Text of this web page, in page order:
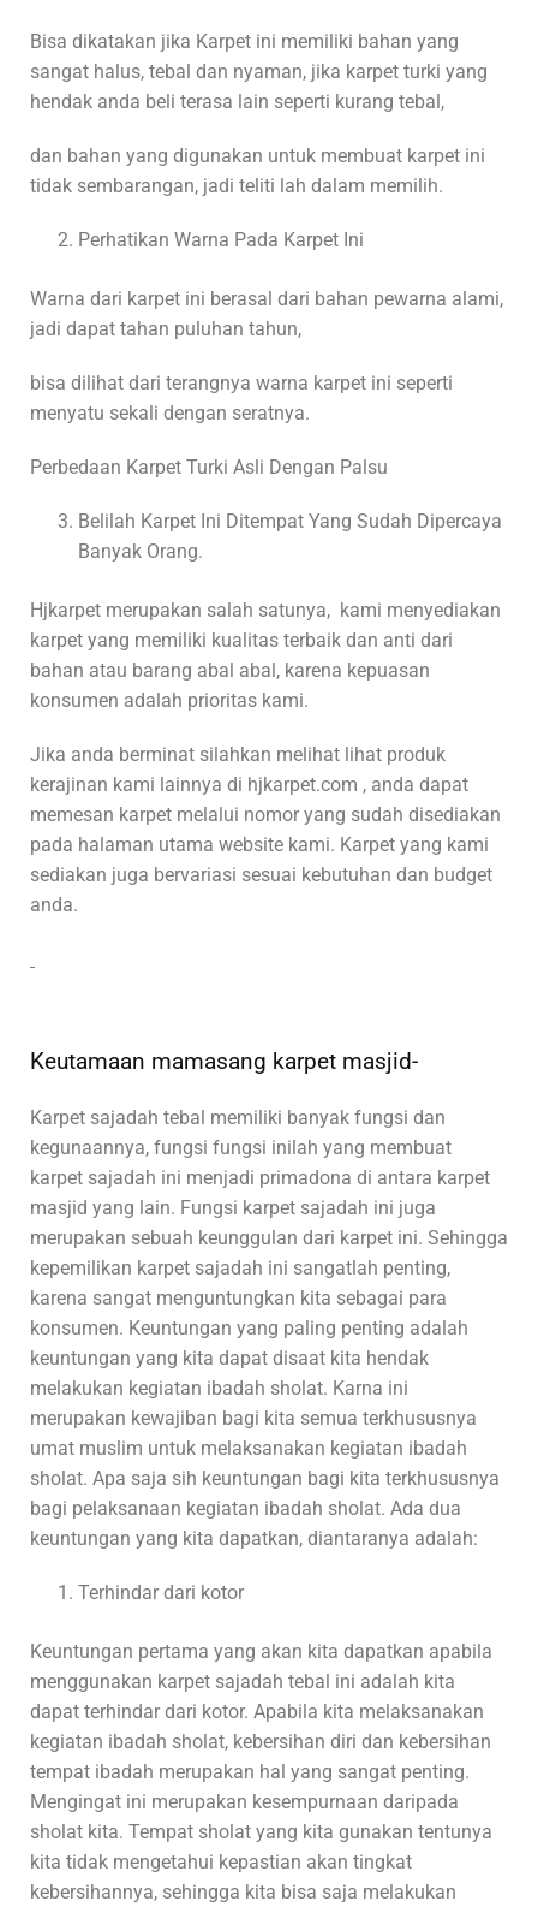
Bisa dikatakan jika Karpet ini memiliki bahan yang
sangat halus, tebal dan nyaman, jika karpet turki yang
hendak anda beli terasa lain seperti kurang tebal,
dan bahan yang digunakan untuk membuat karpet ini
tidak sembarangan, jadi teliti lah dalam memilih.
Perhatikan Warna Pada Karpet Ini
Warna dari karpet ini berasal dari bahan pewarna alami,
jadi dapat tahan puluhan tahun,
bisa dilihat dari terangnya warna karpet ini seperti
menyatu sekali dengan seratnya.
Perbedaan Karpet Turki Asli Dengan Palsu
Belilah Karpet Ini Ditempat Yang Sudah Dipercaya
Banyak Orang.
Hjkarpet merupakan salah satunya, kami menyediakan
karpet yang memiliki kualitas terbaik dan anti dari
bahan atau barang abal abal, karena kepuasan
konsumen adalah prioritas kami.
Jika anda berminat silahkan melihat lihat produk
kerajinan kami lainnya di hjkarpet.com , anda dapat
memesan karpet melalui nomor yang sudah disediakan
pada halaman utama website kami. Karpet yang kami
sediakan juga bervariasi sesuai kebutuhan dan budget
anda.
Keutamaan mamasang karpet masjid-
Karpet sajadah tebal memiliki banyak fungsi dan
kegunaannya, fungsi fungsi inilah yang membuat
karpet sajadah ini menjadi primadona di antara karpet
masjid yang lain. Fungsi karpet sajadah ini juga
merupakan sebuah keunggulan dari karpet ini. Sehingga
kepemilikan karpet sajadah ini sangatlah penting,
karena sangat menguntungkan kita sebagai para
konsumen. Keuntungan yang paling penting adalah
keuntungan yang kita dapat disaat kita hendak
melakukan kegiatan ibadah sholat. Karna ini
merupakan kewajiban bagi kita semua terkhususnya
umat muslim untuk melaksanakan kegiatan ibadah
sholat. Apa saja sih keuntungan bagi kita terkhususnya
bagi pelaksanaan kegiatan ibadah sholat. Ada dua
keuntungan yang kita dapatkan, diantaranya adalah:
Terhindar dari kotor
Keuntungan pertama yang akan kita dapatkan apabila
menggunakan karpet sajadah tebal ini adalah kita
dapat terhindar dari kotor. Apabila kita melaksanakan
kegiatan ibadah sholat, kebersihan diri dan kebersihan
tempat ibadah merupakan hal yang sangat penting.
Mengingat ini merupakan kesempurnaan daripada
sholat kita. Tempat sholat yang kita gunakan tentunya
kita tidak mengetahui kepastian akan tingkat
kebersihannya, sehingga kita bisa saja melakukan